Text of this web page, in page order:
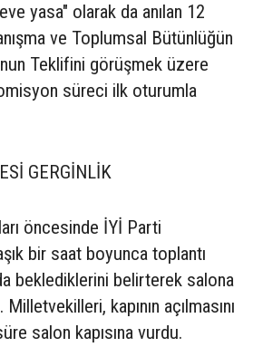
yasa" olarak da anılan 12
ve Toplumsal Bütünlüğün
Teklifini görüşmek üzere
süreci ilk oturumla
GERGİNLİK
öncesinde İYİ Parti
bir saat boyunca toplantı
beklediklerini belirterek salona
kapının açılmasını
salon kapısına vurdu.